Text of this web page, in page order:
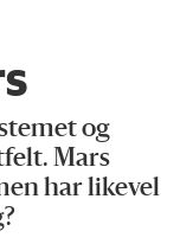
og
Mars
har likevel